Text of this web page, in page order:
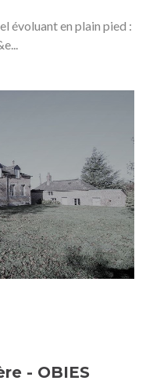
évoluant en plain pied :
- OBIES